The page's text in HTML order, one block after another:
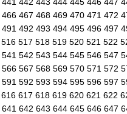
466 467 468 469 470 471 472
491 492 493 494 495 496 497
516 517 518 519 520 521 522
541 542 543 544 545 546 547
566 567 568 569 570 571 572
591 592 593 594 595 596 597
616 617 618 619 620 621 622
641 642 643 644 645 646 647